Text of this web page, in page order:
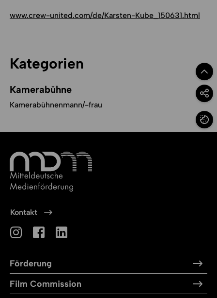
www.crew-united.com/de/Karsten-Kube_150631.html
Kategorien
Kamerabühne
Kamerabühnenmann/-frau
Zum
Kontakt
Förderung
Film Commission